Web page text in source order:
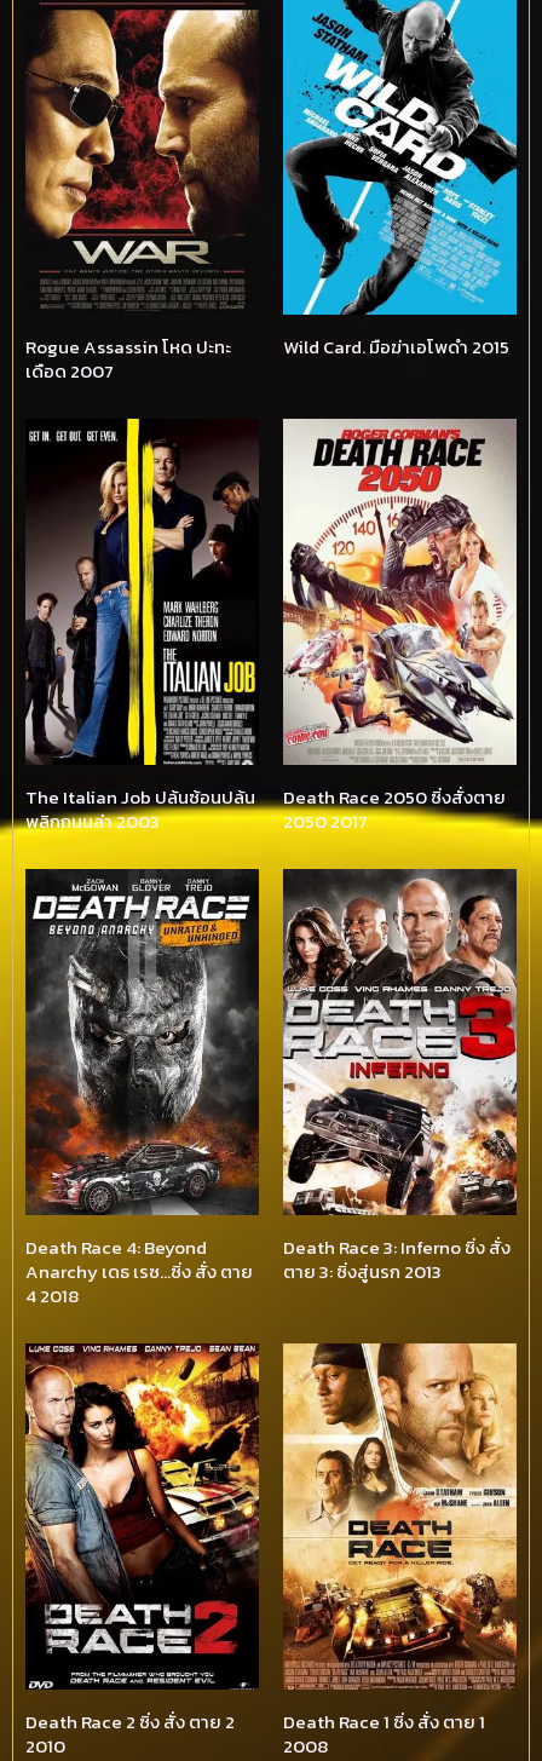
Rogue Assassin โหด ปะทะ
เดือด 2007
Wild Card. มือฆ่าเอโพดำ 2015
The Italian Job ปล้นซ้อนปล้น
พลิกถนนล่า 2003
Death Race 2050 ซิ่งสั่งตาย
2050 2017
Death Race 4: Beyond
Anarchy เดธ เรซ…ซิ่ง สั่ง ตาย
4 2018
Death Race 3: Inferno ซิ่ง สั่ง
ตาย 3: ซิ่งสู่นรก 2013
Death Race 2 ซิ่ง สั่ง ตาย 2
2010
Death Race 1 ซิ่ง สั่ง ตาย 1
2008